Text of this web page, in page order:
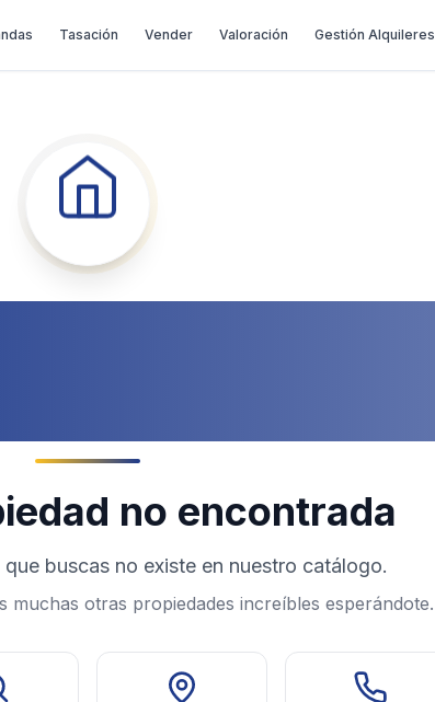
Tasación Vender Valoración Gestión Alquileres
no encontrada
buscas no existe en nuestro catálogo.
muchas otras propiedades increíbles esperándote.